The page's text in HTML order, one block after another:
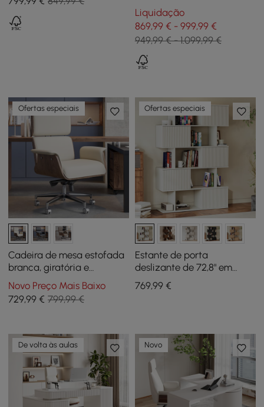
madeira de borracha com
gaveta e base dourada
branca
Liquidação
869,99 € - 999,99 €
949,99 € - 1.099,99 €
Ofertas especiais
Cadeira de mesa estofada
branca, giratória e
ajustável, com base de
madeira
Novo Preço Mais Baixo
729,99 € 799,99 €
Ofertas especiais
Estante de porta
deslizante de 72,8" em
branco quente, etagere
com 5 prateleiras, alta,
769,99€
De volta às aulas Novo